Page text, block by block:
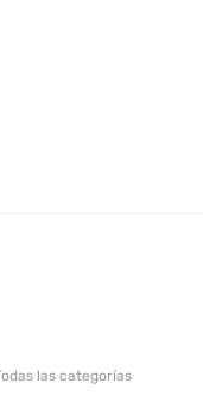
las categorías